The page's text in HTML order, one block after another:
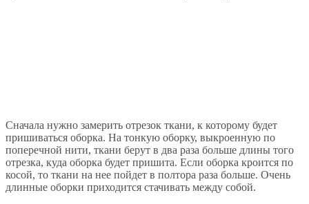
Сначала нужно замерить отрезок ткани, к которому будет
пришиваться оборка. На тонкую оборку, выкроенную по
поперечной нити, ткани берут в два раза больше длины того
отрезка, куда оборка будет пришита. Если оборка кроится по
косой, то ткани на нее пойдет в полтора раза больше. Очень
длинные оборки приходится стачивать между собой.